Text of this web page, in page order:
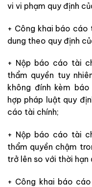
vi vi phạm quy định
+ Công khai báo cáo
dung theo quy định
+ Nộp báo cáo tài
thẩm quyền tuy
không đính kèm
hợp pháp luật quy
cáo tài chính;
+ Nộp báo cáo tài
thẩm quyền chậm
trở lên so với thời hạn
+ Công khai báo